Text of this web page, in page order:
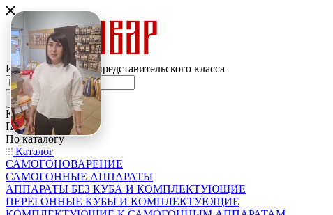
Интернет-магазин представительского класса
Каталог
По всему сайту
По каталогу
Каталог
САМОГОНОВАРЕНИЕ
САМОГОННЫЕ АППАРАТЫ
АППАРАТЫ БЕЗ КУБА И КОМПЛЕКТУЮЩИЕ
ПЕРЕГОННЫЕ КУБЫ И КОМПЛЕКТУЮЩИЕ